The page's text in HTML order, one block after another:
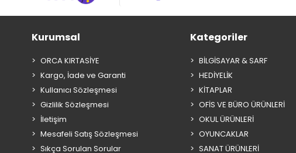
Kurumsal
ORCA KIRTASİYE
Kargo, İade ve Garanti
Kullanıcı Sözleşmesi
Gizlilik Sözleşmesi
İletişim
Mesafeli Satış Sözleşmesi
Sıkça Sorulan Sorular
Kategoriler
BİLGİSAYAR & SARF
HEDİYELİK
KİTAPLAR
OFİS VE BÜRO ÜRÜNLERİ
OKUL ÜRÜNLERİ
OYUNCAKLAR
SANAT ÜRÜNLERİ